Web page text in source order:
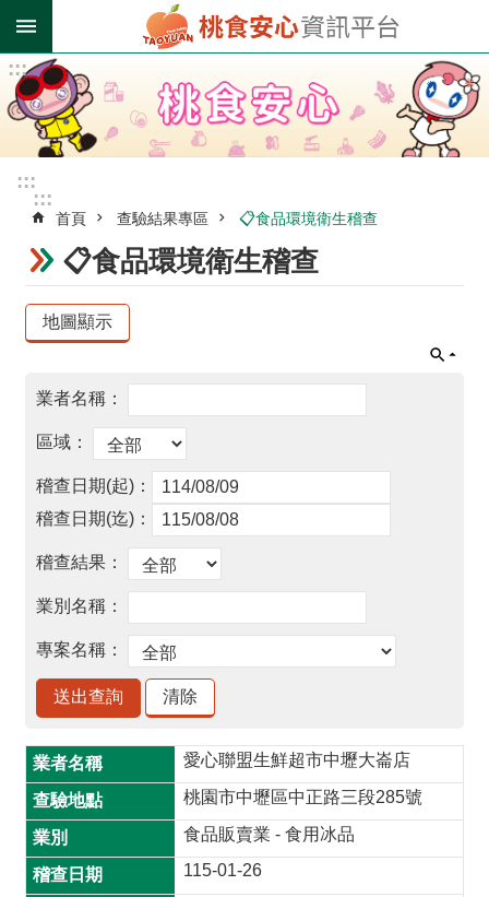
跳到主要內容區塊
進
階
搜
尋
業
者
登
區
食
品
業
者
:::
:::
:::
首頁 查驗結果專區 📋食品環境衛生稽查
📋食品環境衛生稽查
愛心聯盟生鮮超市中壢大崙店
桃園市中壢區中正路三段285號
食品販賣業 - 食用冰品
115-01-26